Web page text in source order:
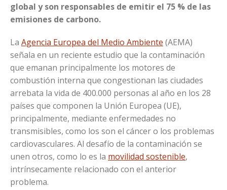
global y son responsables de emitir el 75 % de las
emisiones de carbono.
La Agencia Europea del Medio Ambiente (AEMA)
señala en un reciente estudio que la contaminación
que emanan principalmente los motores de
combustión interna que congestionan las ciudades
arrebata la vida de 400.000 personas al año en los 28
países que componen la Unión Europea (UE),
principalmente, mediante enfermedades no
transmisibles, como los son el cáncer o los problemas
cardiovasculares. Al desafío de la contaminación se
unen otros, como lo es la movilidad sostenible,
intrínsecamente relacionado con el anterior
problema.